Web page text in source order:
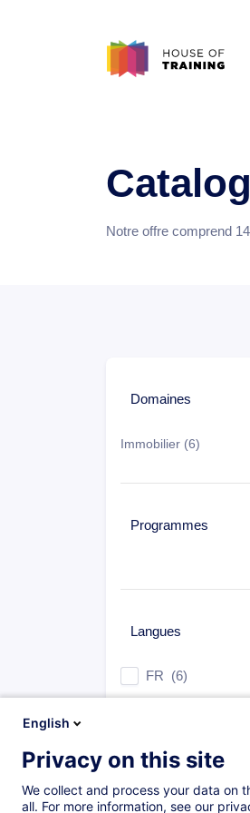
Notre offre comprend
Domaines
Immobilier (6)
Programmes
Langues
FR (6)
Types
Cours du jour (6)
English
Privacy on this site
We collect and process your data on
all. For more information, see our